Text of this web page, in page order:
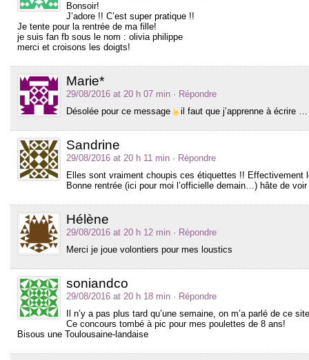
Bonsoir!
J’adore !! C’est super pratique !!
Je tente pour la rentrée de ma fille!
je suis fan fb sous le nom : olivia philippe
merci et croisons les doigts!
Marie*
29/08/2016 at 20 h 07 min · Répondre
Désolée pour ce message
il faut que j’apprenne à écrire …
Sandrine
29/08/2016 at 20 h 11 min · Répondre
Elles sont vraiment choupis ces étiquettes !!
Bonne rentrée (ici pour moi l’officielle demain…) hâte de
Hélène
29/08/2016 at 20 h 12 min · Répondre
Merci je joue volontiers pour mes loustics
soniandco
29/08/2016 at 20 h 18 min · Répondre
Il n’y a pas plus tard qu’une semaine, on m’a parlé de ce
Ce concours tombé à pic pour mes poulettes de 8 ans!
Bisous une Toulousaine-landaise